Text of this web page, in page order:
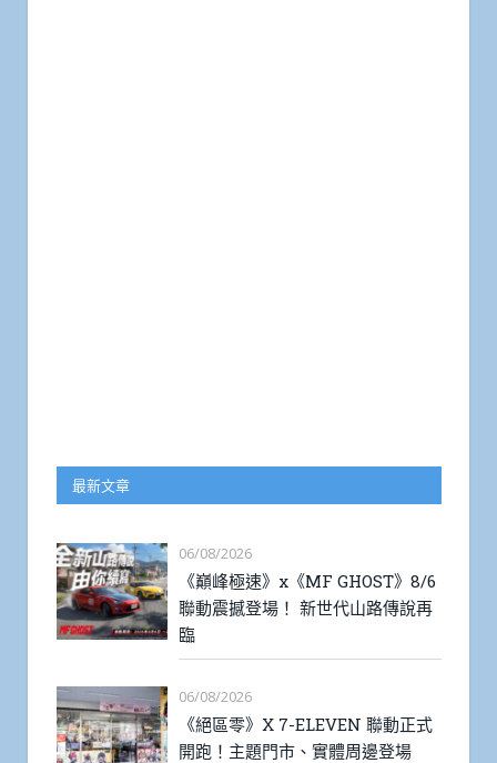
最新文章
06/08/2026
《巔峰極速》x《MF GHOST》8/6
聯動震撼登場！ 新世代山路傳說再
臨
06/08/2026
《絕區零》X 7-ELEVEN 聯動正式
開跑！主題門市、實體周邊登場